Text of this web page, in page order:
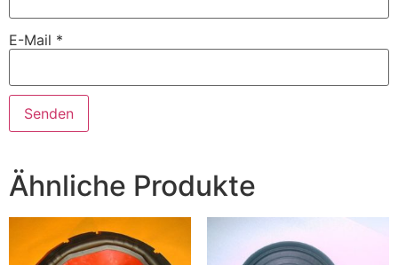
E-Mail *
Ähnliche Produkte